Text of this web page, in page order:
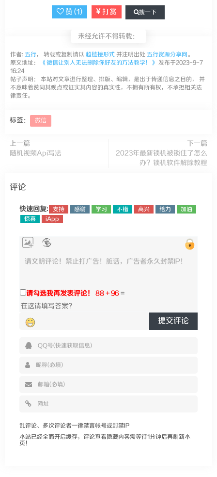
赞 (1 ) 打赏 搜一下
未经允许不得转载：
作者: 五行， 转载或复制请以 超链接形式 并注明出处 五行资源分享网。
原文地址：
《微信让别人无法删除你好友的方法教学！》 发布于2023-9-7
16:24
帖子声明： 本站对文章进行整理、排版、编辑，是出于传递信息之目的， 并
不意味着赞同其观点或证实其内容的真实性，不拥有所有权，不承担相关法
律责任。
标签： 微信
上一篇
随机视频Api写法
下一篇
2023年最新锁机被锁住了怎么
办？锁机软件解除教程
评论
快速回复: 支持 感谢 学习 不错 高兴 给力
加油
惊喜
iApp
请勾选我再发表评论！ 88 + 96 =
提交评论
乱评论、多次评论者一律禁言帐号或封禁IP
本站已经全面开启缓存，评论查看隐藏内容需等待1分钟后再刷新本
页！